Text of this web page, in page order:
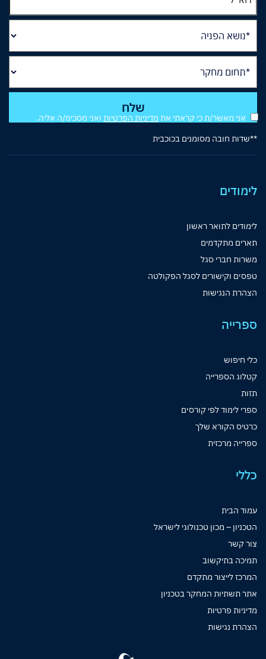
אני מאשר/ת כי קראתי את מדיניות הפרטיות
ואני מסכימ/ה אליה.
**שדות חובה מסומנים בכוכבית
לימודים
לימודים לתואר ראשון
תארים מתקדמים
משרות חברי סגל
טפסים וקישורים לסגל הפקולטה
הצהרת הנגישות
ספרייה
כלי חיפוש
קטלוג הספרייה
תזות
ספרי לימוד לפי קורסים
כרטיס הקורא שלך
ספרייה מרכזית
כללי
עמוד הבית
הטכניון – מכון טכנולוגי לישראל
צור קשר
תמיכה בתיקשוב
המרכז לייצור מתקדם
אתר תשתיות המחקר בטכניון
מדיניות פרטיות
הצהרת נגישות